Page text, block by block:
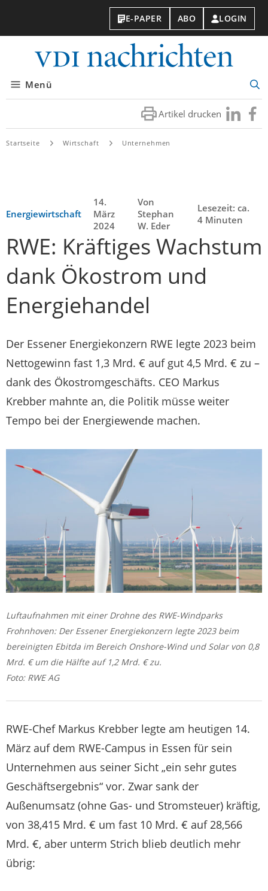
E-PAPER ABO LOGIN
Menü
Artikel drucken Besuchen
Sie
Sie
Startseite Wirtschaft Unternehmen
Energiewirtschaft
14.
März
2024
Von
Stephan
W. Eder
Lesezeit: ca.
4 Minuten
RWE: Kräftiges Wachstum
dank Ökostrom und
Energiehandel
Der Essener Energiekonzern RWE legte 2023 beim
Nettogewinn fast 1,3 Mrd. € auf gut 4,5 Mrd. € zu –
dank des Ökostromgeschäfts. CEO Markus
Krebber mahnte an, die Politik müsse weiter
Tempo bei der Energiewende machen.
Luftaufnahmen mit einer Drohne des RWE-Windparks
Frohnhoven: Der Essener Energiekonzern legte 2023 beim
bereinigten Ebitda im Bereich Onshore-Wind und Solar von 0,8
Mrd. € um die Hälfte auf 1,2 Mrd. € zu.
Foto: RWE AG
RWE-Chef Markus Krebber legte am heutigen 14.
März auf dem RWE-Campus in Essen für sein
Unternehmen aus seiner Sicht „ein sehr gutes
Geschäftsergebnis“ vor. Zwar sank der
Außenumsatz (ohne Gas- und Stromsteuer) kräftig,
von 38,415 Mrd. € um fast 10 Mrd. € auf 28,566
Mrd. €, aber unterm Strich blieb deutlich mehr
übrig: